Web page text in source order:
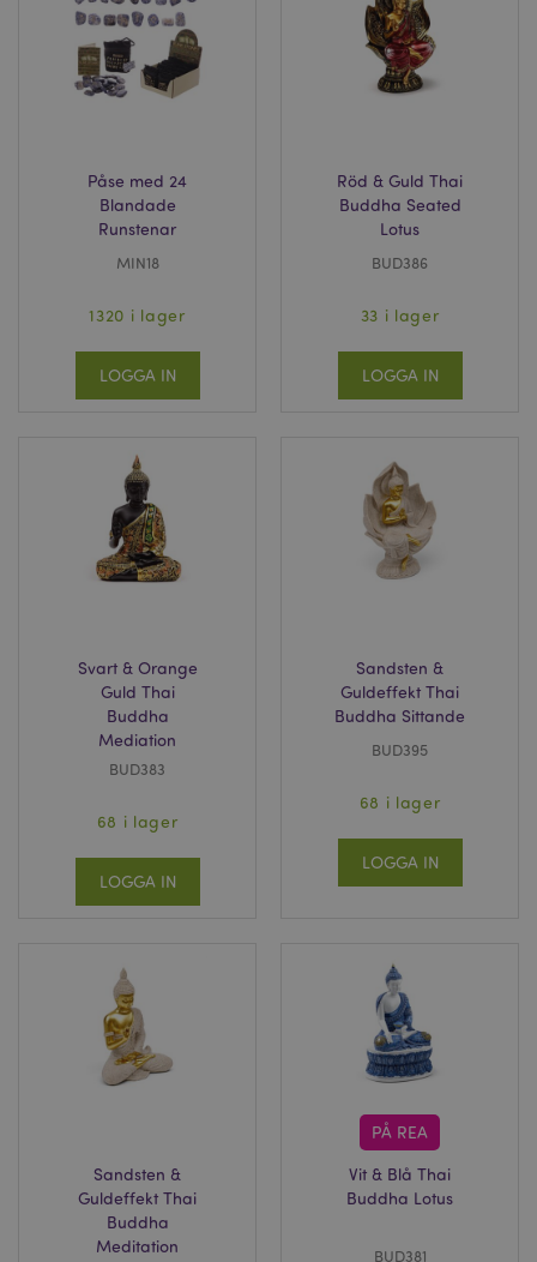
Påse med 24
Blandade
Runstenar
MIN18
1320 i lager
LOGGA IN
Röd & Guld Thai
Buddha Seated
Lotus
BUD386
33 i lager
LOGGA IN
Svart & Orange
Guld Thai
Buddha
Mediation
BUD383
68 i lager
LOGGA IN
Sandsten &
Guldeffekt Thai
Buddha Sittande
BUD395
68 i lager
LOGGA IN
Sandsten &
Guldeffekt Thai
Buddha
Meditation
PÅ REA
Vit & Blå Thai
Buddha Lotus
BUD381